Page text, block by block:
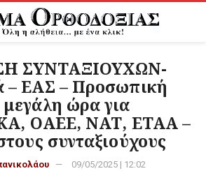
ΣΥΝΤΑΞΙΟΥΧΩΝ-
– ΕΑΣ – Προσωπική
ώρα για
ΟΑΕΕ, ΝΑΤ, ΕΤΑΑ –
συνταξιούχους
09/05/2025 | 12:02